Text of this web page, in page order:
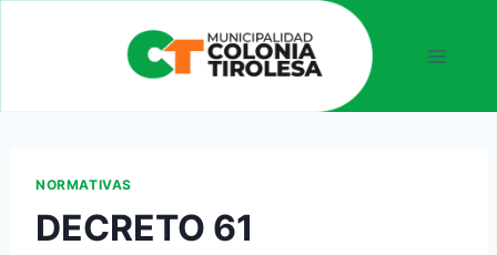
NORMATIVAS
DECRETO 61